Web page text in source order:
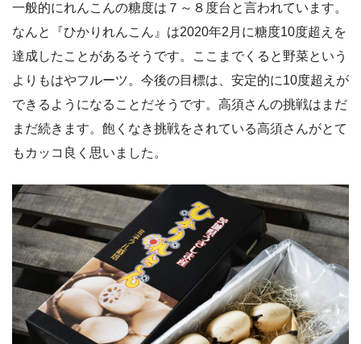
一般的にれんこんの糖度は７～８度台と言われています。
なんと『ひかりれんこん』は2020年2月に糖度10度超えを
達成したことがあるそうです。ここまでくると野菜という
よりもはやフルーツ。今後の目標は、安定的に10度超えが
できるようになることだそうです。高須さんの挑戦はまだ
まだ続きます。飽くなき挑戦をされている高須さんがとて
もカッコ良く思いました。